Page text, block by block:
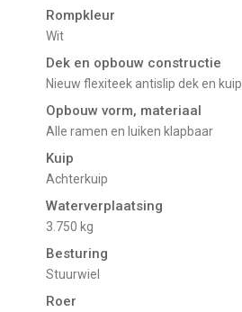
Rompkleur
Wit
Dek en opbouw constructie
Nieuw flexiteek antislip dek en kuip
Opbouw vorm, materiaal
Alle ramen en luiken klapbaar
Kuip
Achterkuip
Waterverplaatsing
3.750 kg
Besturing
Stuurwiel
Roer